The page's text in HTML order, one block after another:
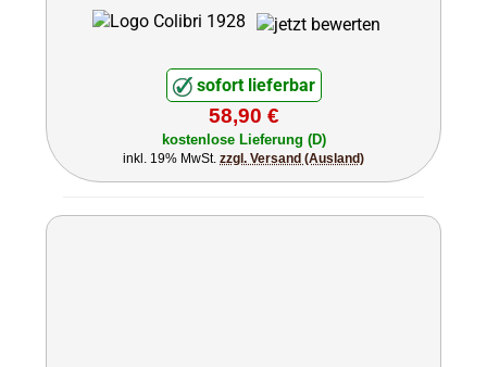
sofort lieferbar
58,90 €
kostenlose Lieferung (D)
inkl. 19% MwSt. zzgl. Versand (Ausland)